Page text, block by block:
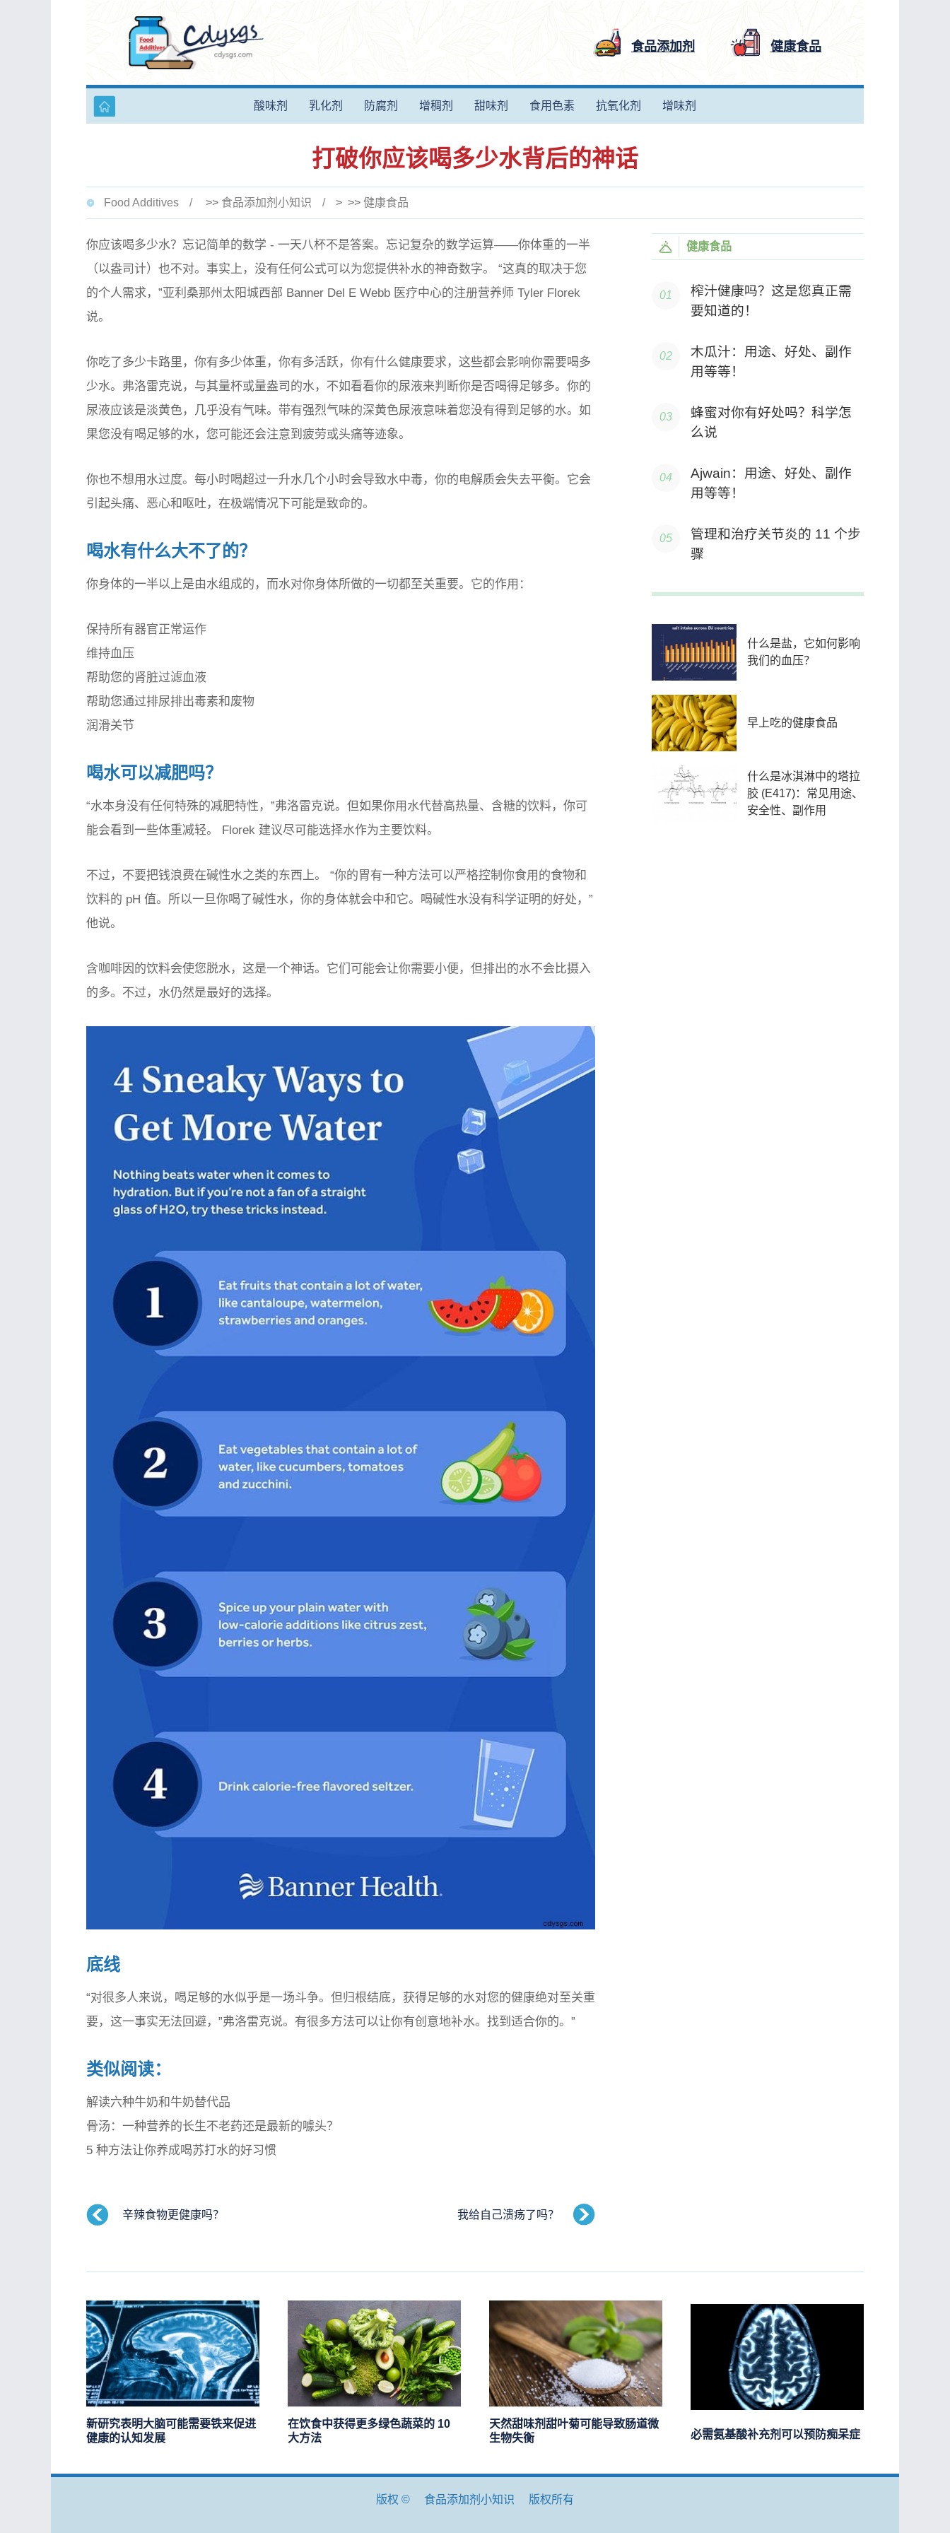
食品添加剂 健康食品
酸味剂 乳化剂 防腐剂 增稠剂 甜味剂 食用色素 抗氧化剂 增味剂
打破你应该喝多少水背后的神话
Food Additives >> 食品添加剂小知识 > >> 健康食品
你应该喝多少水？忘记简单的数学 - 一天八杯不是答案。忘记复杂的数学运算——你体重的一半
（以盎司计）也不对。事实上，没有任何公式可以为您提供补水的神奇数字。 “这真的取决于您
的个人需求，”亚利桑那州太阳城西部 Banner Del E Webb 医疗中心的注册营养师 Tyler Florek
说。
你吃了多少卡路里，你有多少体重，你有多活跃，你有什么健康要求，这些都会影响你需要喝多
少水。弗洛雷克说，与其量杯或量盎司的水，不如看看你的尿液来判断你是否喝得足够多。你的
尿液应该是淡黄色，几乎没有气味。带有强烈气味的深黄色尿液意味着您没有得到足够的水。如
果您没有喝足够的水，您可能还会注意到疲劳或头痛等迹象。
你也不想用水过度。每小时喝超过一升水几个小时会导致水中毒，你的电解质会失去平衡。它会
引起头痛、恶心和呕吐，在极端情况下可能是致命的。
喝水有什么大不了的？
你身体的一半以上是由水组成的，而水对你身体所做的一切都至关重要。它的作用：
保持所有器官正常运作
维持血压
帮助您的肾脏过滤血液
帮助您通过排尿排出毒素和废物
润滑关节
喝水可以减肥吗？
“水本身没有任何特殊的减肥特性，”弗洛雷克说。但如果你用水代替高热量、含糖的饮料，你可
能会看到一些体重减轻。 Florek 建议尽可能选择水作为主要饮料。
不过，不要把钱浪费在碱性水之类的东西上。 “你的胃有一种方法可以严格控制你食用的食物和
饮料的 pH 值。所以一旦你喝了碱性水，你的身体就会中和它。喝碱性水没有科学证明的好处，”
他说。
含咖啡因的饮料会使您脱水，这是一个神话。它们可能会让你需要小便，但排出的水不会比摄入
的多。不过，水仍然是最好的选择。
底线
“对很多人来说，喝足够的水似乎是一场斗争。但归根结底，获得足够的水对您的健康绝对至关重
要，这一事实无法回避，”弗洛雷克说。有很多方法可以让你有创意地补水。找到适合你的。”
类似阅读：
解读六种牛奶和牛奶替代品
骨汤：一种营养的长生不老药还是最新的噱头？
5 种方法让你养成喝苏打水的好习惯
辛辣食物更健康吗？ 我给自己溃疡了吗？
健康食品
榨汁健康吗？这是您真正需
要知道的！
木瓜汁：用途、好处、副作
用等等！
蜂蜜对你有好处吗？科学怎
么说
Ajwain：用途、好处、副作
用等等！
管理和治疗关节炎的 11 个步
骤
什么是盐，它如何影响
我们的血压？
早上吃的健康食品
什么是冰淇淋中的塔拉
胶 (E417)：常见用途、
安全性、副作用
新研究表明大脑可能需要铁来促进
健康的认知发展
在饮食中获得更多绿色蔬菜的 10
大方法
天然甜味剂甜叶菊可能导致肠道微
生物失衡
必需氨基酸补充剂可以预防痴呆症
版权 © 食品添加剂小知识 版权所有